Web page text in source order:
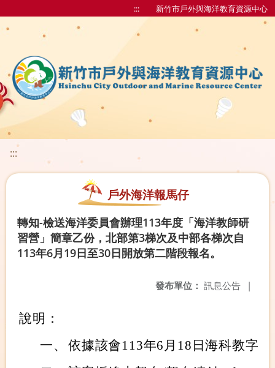
::: 新竹市戶外與海洋教育資源中心
:::
戶外海洋報馬仔
轉知-檢送海洋委員會辦理113年度「海洋教師研
習營」簡章乙份，北部第3梯次及中部各梯次自
113年6月19日至30日開放第二階段報名。
發布單位： 訊息公告 |
說明：
一、 依據該會113年6月18日海科教字